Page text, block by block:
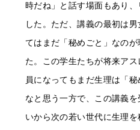
時だね」と話す場面もあり
した。ただ、講義の最初は
てはまだ「秘めごと」なの
た。この学生たちが将来ア
員になってもまだ生理は「
なと思う一方で、この講義
いから次の若い世代に生理